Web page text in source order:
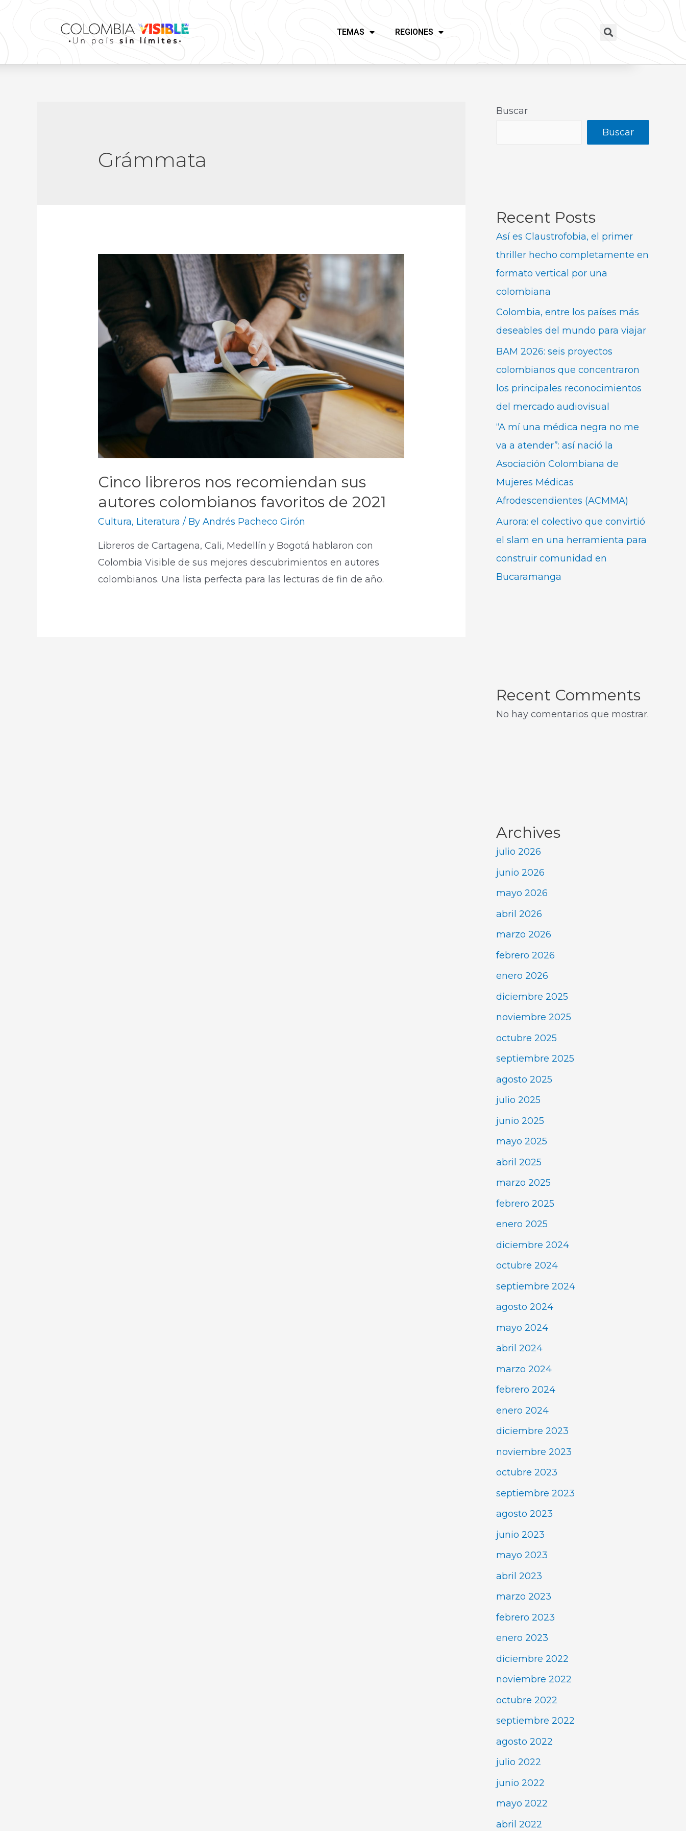
TEMAS REGIONES
Grámmata
Cinco libreros nos recomiendan sus
autores colombianos favoritos de 2021
Cultura, Literatura / ByAndrés Pacheco Girón
Libreros de Cartagena, Cali, Medellín y Bogotá hablaron con
Colombia Visible de sus mejores descubrimientos en autores
colombianos. Una lista perfecta para las lecturas de fin de año.
Buscar
Buscar
Recent Posts
Así es Claustrofobia, el primer
thriller hecho completamente en
formato vertical por una
colombiana
Colombia, entre los países más
deseables del mundo para viajar
BAM 2026: seis proyectos
colombianos que concentraron
los principales reconocimientos
del mercado audiovisual
“A mí una médica negra no me
va a atender”: así nació la
Asociación Colombiana de
Mujeres Médicas
Afrodescendientes (ACMMA)
Aurora: el colectivo que convirtió
el slam en una herramienta para
construir comunidad en
Bucaramanga
Recent Comments
No hay comentarios que mostrar.
Archives
julio 2026
junio 2026
mayo 2026
abril 2026
marzo 2026
febrero 2026
enero 2026
diciembre 2025
noviembre 2025
octubre 2025
septiembre 2025
agosto 2025
julio 2025
junio 2025
mayo 2025
abril 2025
marzo 2025
febrero 2025
enero 2025
diciembre 2024
octubre 2024
septiembre 2024
agosto 2024
mayo 2024
abril 2024
marzo 2024
febrero 2024
enero 2024
diciembre 2023
noviembre 2023
octubre 2023
septiembre 2023
agosto 2023
junio 2023
mayo 2023
abril 2023
marzo 2023
febrero 2023
enero 2023
diciembre 2022
noviembre 2022
octubre 2022
septiembre 2022
agosto 2022
julio 2022
junio 2022
mayo 2022
abril 2022